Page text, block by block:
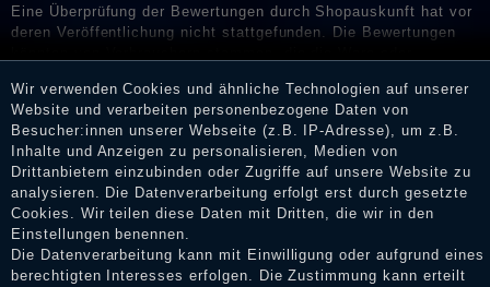
Eine Überprüfung der Bewertungen durch Shopauskunft hat vor
deren Veröffentlichung nicht stattgefunden. Die Bewertungen
Erhalt einer Benachrichtigungs-E-Mail können Händler die
Bewertungen verifizieren und über die erfolgte Verifizierung im
Shop informieren.
Impressum
Wir verwenden Cookies und ähnliche Technologien auf unserer
Website und verarbeiten personenbezogene Daten von
Besucher:innen unserer Webseite (z.B. IP-Adresse), um z.B.
Inhalte und Anzeigen zu personalisieren, Medien von
Drittanbietern einzubinden oder Zugriffe auf unsere Website zu
analysieren. Die Datenverarbeitung erfolgt erst durch gesetzte
Cookies. Wir teilen diese Daten mit Dritten, die wir in den
Einstellungen benennen.
Die Datenverarbeitung kann mit Einwilligung oder aufgrund eines
berechtigten Interesses erfolgen. Die Zustimmung kann erteilt